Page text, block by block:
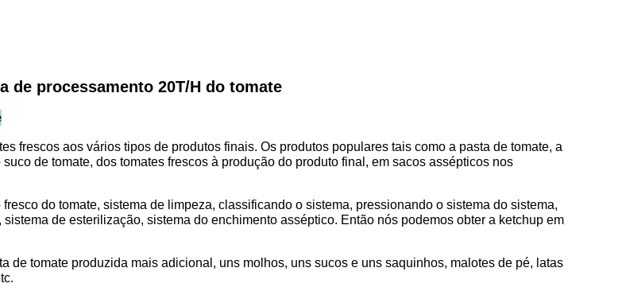
de processamento 20T/H do tomate
frescos aos vários tipos de produtos finais. Os produtos populares tais como a pasta de tomate, a
de tomate, dos tomates frescos à produção do produto final, em sacos assépticos nos
do tomate, sistema de limpeza, classificando o sistema, pressionando o sistema do sistema,
de esterilização, sistema do enchimento asséptico. Então nós podemos obter a ketchup em
de tomate produzida mais adicional, uns molhos, uns sucos e uns saquinhos, malotes de pé, latas